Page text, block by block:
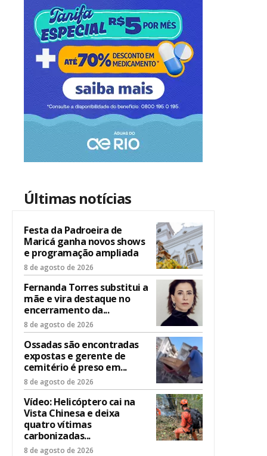
Últimas notícias
Festa da Padroeira de
Maricá ganha novos shows
e programação ampliada
8 de agosto de 2026
Fernanda Torres substitui a
mãe e vira destaque no
encerramento da...
8 de agosto de 2026
Ossadas são encontradas
expostas e gerente de
cemitério é preso em...
8 de agosto de 2026
Vídeo: Helicóptero cai na
Vista Chinesa e deixa
quatro vítimas
carbonizadas...
8 de agosto de 2026